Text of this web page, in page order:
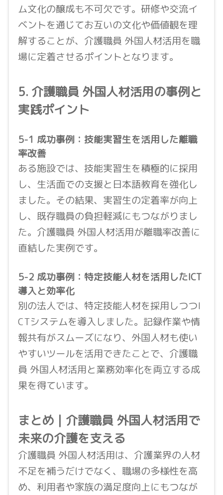
ム文化の醸成も不可欠です。研修や交流イ
ベントを通じてお互いの文化や価値観を理
解することが、介護職員 外国人材活用を職
場に定着させるポイントとなります。
5. 介護職員 外国人材活用の事例と
実践ポイント
5-1 成功事例：技能実習生を活用した離職
率改善
ある施設では、技能実習生を積極的に採用
し、生活面での支援と日本語教育を強化し
ました。その結果、実習生の定着率が向上
し、既存職員の負担軽減にもつながりまし
た。介護職員 外国人材活用が離職率改善に
直結した実例です。
5-2 成功事例：特定技能人材を活用したICT
導入と効率化
別の法人では、特定技能人材を採用しつつI
CTシステムを導入しました。記録作業や情
報共有がスムーズになり、外国人材も使い
やすいツールを活用できたことで、介護職
員 外国人材活用と業務効率化を両立する成
果を得ています。
まとめ｜介護職員 外国人材活用で
未来の介護を支える
介護職員 外国人材活用は、介護業界の人材
不足を補うだけでなく、職場の多様性を高
め、利用者や家族の満足度向上にもつなが